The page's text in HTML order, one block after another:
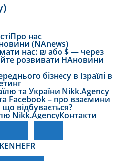
Про нас
(NAnews)
нас: ₪ або $ — через
розвивати НАновини
бізнесу в Ізраїлі в
та України Nikk.Agency
Facebook – про взаємини
що відбувається?
Nikk.AgencyКонтакти
ENHEFR